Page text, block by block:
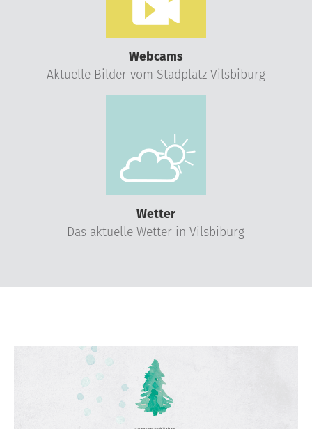
Webcams
Aktuelle Bilder vom Stadplatz Vilsbiburg
Wetter
Das aktuelle Wetter in Vilsbiburg